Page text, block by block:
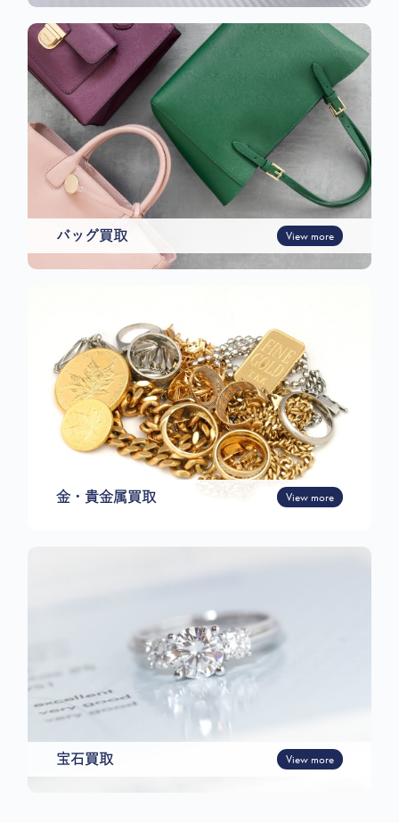
バッグ買取 View more
金・貴金属買取 View more
宝石買取 View more